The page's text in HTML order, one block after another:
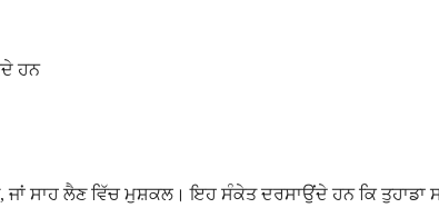
ਹਨ
ਸਾਹ ਲੈਣ ਵਿੱਚ ਮੁਸ਼ਕਲ। ਇਹ ਸੰਕੇਤ ਦਰਸਾਉਂਦੇ ਹਨ ਕਿ